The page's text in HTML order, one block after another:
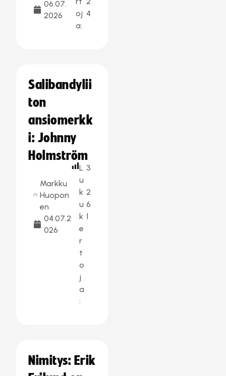
06.07.
2026
oj
a:
4
Salibandylii
ton
ansiomerkk
i: Johnny
Holmström
Markku
Huopon
en
04.07.2
026
L
u
k
u
k
e
r
t
o
j
a
:
3
2
6
1
Nimitys: Erik